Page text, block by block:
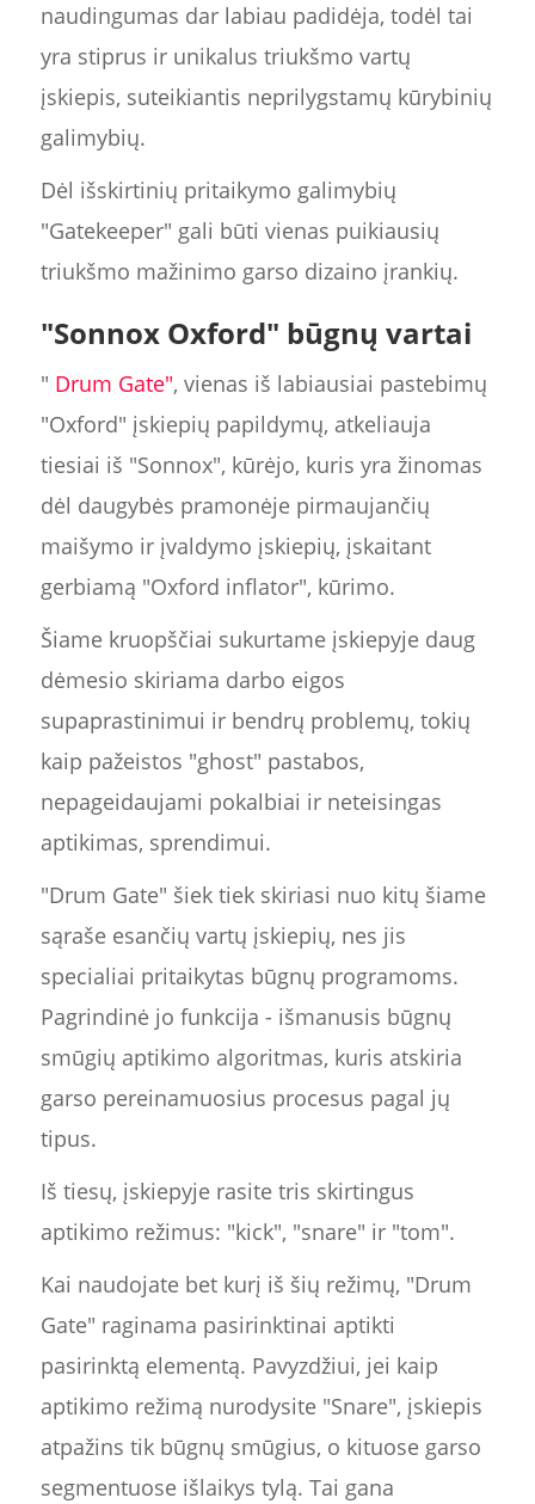
naudingumas dar labiau padidėja, todėl tai
yra stiprus ir unikalus triukšmo vartų
įskiepis, suteikiantis neprilygstamų kūrybinių
galimybių.
Dėl išskirtinių pritaikymo galimybių
"Gatekeeper" gali būti vienas puikiausių
triukšmo mažinimo garso dizaino įrankių.
"Sonnox Oxford" būgnų vartai
" Drum Gate", vienas iš labiausiai pastebimų
"Oxford" įskiepių papildymų, atkeliauja
tiesiai iš "Sonnox", kūrėjo, kuris yra žinomas
dėl daugybės pramonėje pirmaujančių
maišymo ir įvaldymo įskiepių, įskaitant
gerbiamą "Oxford inflator", kūrimo.
Šiame kruopščiai sukurtame įskiepyje daug
dėmesio skiriama darbo eigos
supaprastinimui ir bendrų problemų, tokių
kaip pažeistos "ghost" pastabos,
nepageidaujami pokalbiai ir neteisingas
aptikimas, sprendimui.
"Drum Gate" šiek tiek skiriasi nuo kitų šiame
sąraše esančių vartų įskiepių, nes jis
specialiai pritaikytas būgnų programoms.
Pagrindinė jo funkcija - išmanusis būgnų
smūgių aptikimo algoritmas, kuris atskiria
garso pereinamuosius procesus pagal jų
tipus.
Iš tiesų, įskiepyje rasite tris skirtingus
aptikimo režimus: "kick", "snare" ir "tom".
Kai naudojate bet kurį iš šių režimų, "Drum
Gate" raginama pasirinktinai aptikti
pasirinktą elementą. Pavyzdžiui, jei kaip
aptikimo režimą nurodysite "Snare", įskiepis
atpažins tik būgnų smūgius, o kituose garso
segmentuose išlaikys tylą. Tai gana